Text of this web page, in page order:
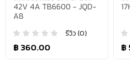
42V 4A TB6600 - JQD-
A8
รีวิว (0)
฿ 360.00 ฿